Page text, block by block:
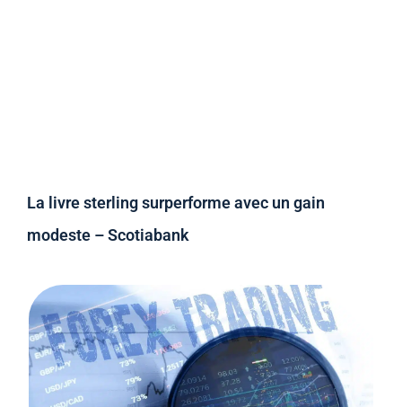
La livre sterling surperforme avec un gain
modeste – Scotiabank